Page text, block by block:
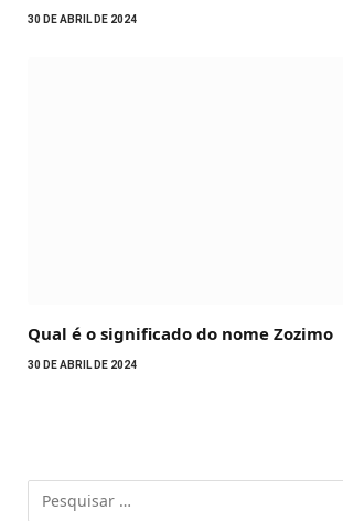
30 DE ABRIL DE 2024
Qual é o significado do nome Zozimo
30 DE ABRIL DE 2024